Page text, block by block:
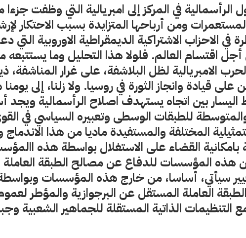
في المركز إلى امبريالية التي وظفت جزءا
ومن أرباحها المتزايدة بسبب الاحتكار
في الاحزاب الاشتراكية الديمقراطية الاوروبية التي
اقتسام العالم. فلولا هذا التحليل وما
الامبريالية لظل البلاشفة، على غرار المناشفة،
على قيادة وانجاز الثورة في روسيا. ولا زلنا، إلى
اليسار بين اتجاه يستهدف اصلاح الرأسمالية ويجد
والمتوسطة للطبقات الوسطى وتعبيره السياسي في
المختلفة والمستفيدة ماديا من هذا الاندماج
بامكانية القضاء على الاستغلال بواسطة هذه
هذه المؤسسات للدفاع عن مصالح الطبقة
سيأتي، أساسا، من خارج هذه المؤسسات
العاملة المستقل عن البرجوازية والمؤطر
الذاتية المستقلة للجماهير الشعبية